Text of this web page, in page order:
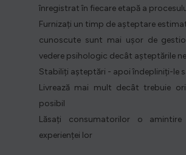
înregistrat în fiecare etapă a
Furnizați un timp de așteptare
cunoscute sunt mai ușor de
vedere psihologic decât așteptările
Stabiliți așteptări - apoi îndepliniți-le
Livrează mai mult decât trebuie
posibil
Lăsați consumatorilor o
experienței lor